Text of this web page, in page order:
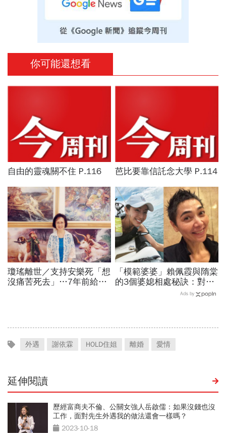
你可能還想看
自由的靈魂關不住 P.116 芭比要靠信託念大學 P.114
瓊瑤離世／支持安樂死「想
沒痛苦死去」…7年前給孩
「模範婆婆」賴佩霞與隋棠
的3個婆媳相處秘訣：對於
晚輩，我們做好身教就應該
Ads by
外遇 謝依霖 HOLD住姐 離婚 愛情
延伸閱讀
歷經富商夫不倫、公關女強人岳啟儒：如果沒錢也沒
工作，面對先生外遇我的做法還會一樣嗎？
2023-10-18